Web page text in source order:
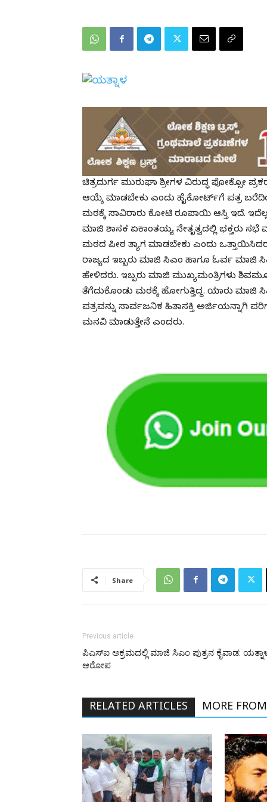
ಚಿತ್ರದುರ್ಗ ಮುರುಘಾ ಶ್ರೀಗಳ ವಿರುದ್ಧ ಪೋಕ್ಸೋ
ಆಯ್ಕೆ ಮಾಡಬೇಕು ಎಂದು ಹೈಕೋರ್ಟ್‌ಗೆ ಪತ್ರ
ಮಠಕ್ಕೆ ಸಾವಿರಾರು ಕೋಟಿ ರೂಪಾಯಿ ಆಸ್ತಿ ಇದೆ.
ಮಾಜಿ ಶಾಸಕ ಏಕಾಂತಯ್ಯ ನೇತೃತ್ವದಲ್ಲಿ ಭಕ್ತರು
ಮಠದ ಪೀಠ ತ್ಯಾಗ ಮಾಡಬೇಕು ಎಂದು
ರಾಜ್ಯದ ಇಬ್ಬರು ಮಾಜಿ ಸಿಎಂ ಹಾಗೂ ಓರ್ವ ಮಾಜಿ
ಹೇಳಿದರು. ಇಬ್ಬರು ಮಾಜಿ ಮುಖ್ಯಮಂತ್ರಿಗಳು
ತೆಗೆದುಕೊಂಡು ಮಠಕ್ಕೆ ಹೋಗುತ್ತಿದ್ದ. ಯಾರು ಮಾಜಿ
ಪತ್ರವನ್ನು ಸಾರ್ವಜನಿಕ ಹಿತಾಸಕ್ತಿ ಅರ್ಜಿಯನ್ನಾಗಿ
ಮನವಿ ಮಾಡುತ್ತೇನೆ ಎಂದರು.
Share
Previous article
ಪಿಎಸ್‌ಐ ಅಕ್ರಮದಲ್ಲಿ ಮಾಜಿ ಸಿಎಂ ಪುತ್ರನ ಕೈವಾಡ:
ಆರೋಪ
RELATED ARTICLES MORE